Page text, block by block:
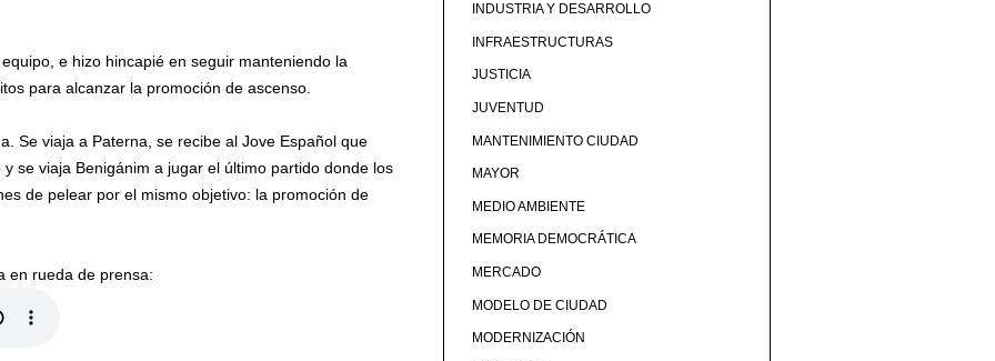
e hizo hincapié en seguir manteniendo la
para alcanzar la promoción de ascenso.
Se viaja a Paterna, se recibe al Jove Español que
se viaja Benigánim a jugar el último partido donde los
de pelear por el mismo objetivo: la promoción de
en rueda de prensa:
INDUSTRIA Y DESARROLLO
INFRAESTRUCTURAS
JUSTICIA
JUVENTUD
MANTENIMIENTO CIUDAD
MAYOR
MEDIO AMBIENTE
MEMORIA DEMOCRÁTICA
MERCADO
MODELO DE CIUDAD
MODERNIZACIÓN